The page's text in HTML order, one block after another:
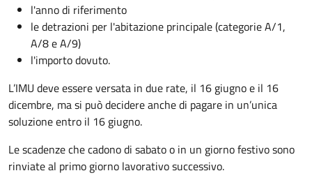
l'anno di riferimento
le detrazioni per l'abitazione principale (categorie A/1,
A/8 e A/9)
l'importo dovuto.
L’IMU deve essere versata in due rate, il 16 giugno e il 16
dicembre, ma si può decidere anche di pagare in un’unica
soluzione entro il 16 giugno.
Le scadenze che cadono di sabato o in un giorno festivo sono
rinviate al primo giorno lavorativo successivo.